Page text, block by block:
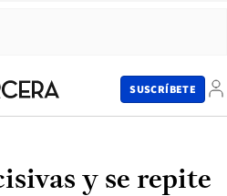
SUSCRÍBETE
y se repite